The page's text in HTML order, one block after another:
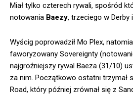
Miał tylko czterech rywali, spośród
notowania Baezy, trzeciego w Derby
Wyścig poprowadził Mo Plex,
faworyzowany Sovereignty
najgroźniejszy rywal Baeza (31/10)
za nim. Początkowo ostatni trzymał
Road, który później zrównał się z